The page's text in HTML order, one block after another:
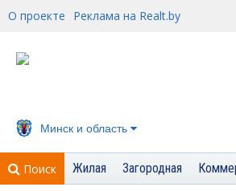
О проекте Реклама на Realt.by
Минск и область
Поиск Жилая Загородная